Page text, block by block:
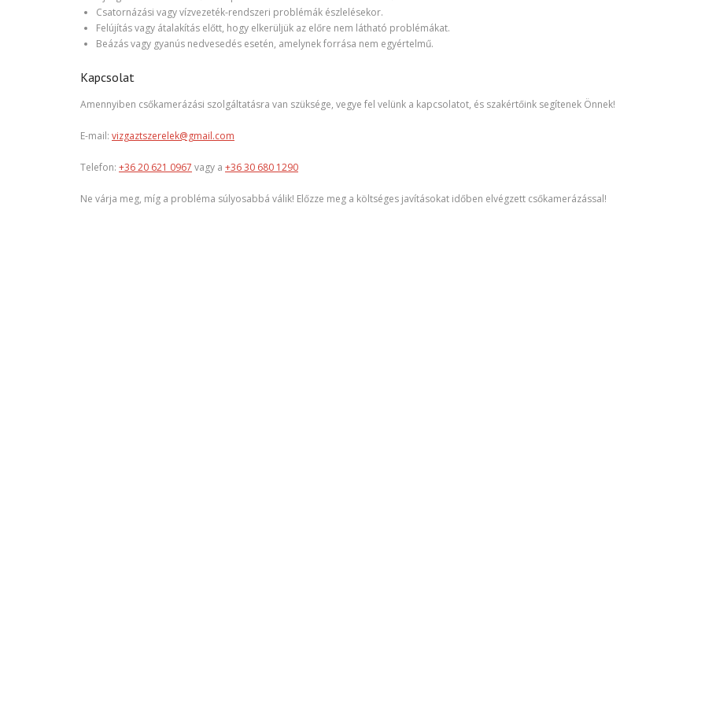
Csatornázási vagy vízvezeték-rendszeri problémák észlelésekor.
Felújítás vagy átalakítás előtt, hogy elkerüljük az előre nem látható problémákat.
Beázás vagy gyanús nedvesedés esetén, amelynek forrása nem egyértelmű.
Kapcsolat
Amennyiben csőkamerázási szolgáltatásra van szüksége, vegye fel velünk a kapcsolatot, és szakértőink segítenek Önnek!
E-mail: vizgaztszerelek@gmail.com
Telefon: +36 20 621 0967 vagy a +36 30 680 1290
Ne várja meg, míg a probléma súlyosabbá válik! Előzze meg a költséges javításokat időben elvégzett csőkamerázással!